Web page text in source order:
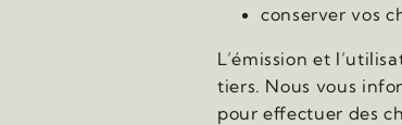
conserver vos
L’émission et
tiers. Nous vous
pour effectuer des